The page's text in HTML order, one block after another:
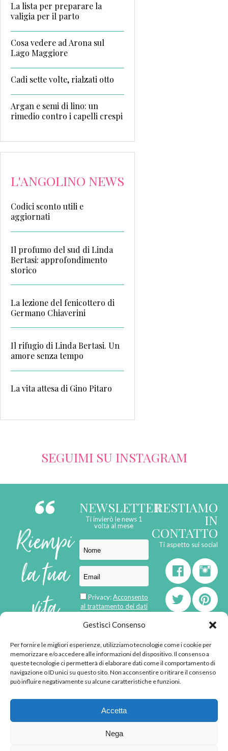
Gestisci Consenso
Per fornire le migliori esperienze, utilizziamo tecnologie come i cookie per
memorizzare e/o accedere alle informazioni del dispositivo. Il consenso a
queste tecnologie ci permetterà di elaborare dati come il comportamento di
navigazione o ID unici su questo sito. Non acconsentire o ritirare il consenso
può influire negativamente su alcune caratteristiche e funzioni.
Accetta
Nega
La lista per preparare la
valigia per il parto
Cosa vedere ad Arona sul
Lago Maggiore
Cadi sette volte, rialzati otto
Argan e semi di lino: un
rimedio contro i capelli crespi
L'ANGOLINO NEWS
Codici sconto utili e
aggiornati
Il profumo del sud di Linda
Bertasi: approfondimento
storico
La lezione del fenicottero di
Germano Chiaverini
Il rifugio di Linda Bertasi. Un
amore senza tempo
La vita attesa di Gino Pitaro
SEGUIMI SU INSTAGRAM
Riempi
la tua
vita
di
emozioni
NEWSLETTER
Ti invierò le news 1
volta al mese
Privacy:Acconsento
al trattamento dei dati
RESTIAMO
IN
CONTATTO
Ti aspetto sui social
born inMaMaStudiOs